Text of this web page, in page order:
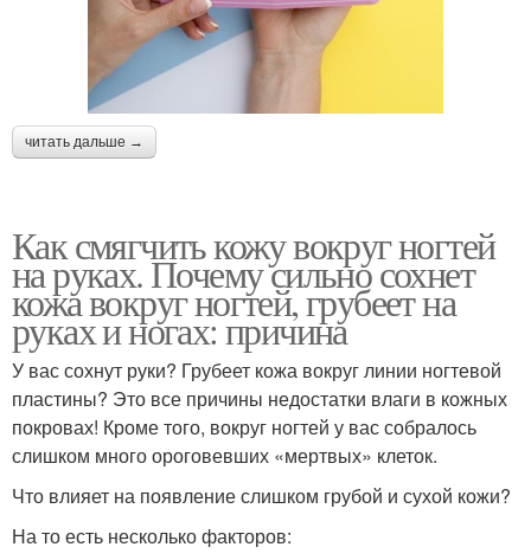
читать дальше →
Как смягчить кожу вокруг ногтей
на руках. Почему сильно сохнет
кожа вокруг ногтей, грубеет на
руках и ногах: причина
У вас сохнут руки? Грубеет кожа вокруг линии ногтевой
пластины? Это все причины недостатки влаги в кожных
покровах! Кроме того, вокруг ногтей у вас собралось
слишком много ороговевших «мертвых» клеток.
Что влияет на появление слишком грубой и сухой кожи?
На то есть несколько факторов: